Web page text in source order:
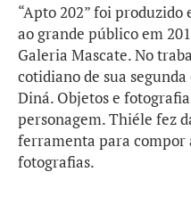
“Apto 202” foi produzido
ao grande público em
Galeria Mascate. No
cotidiano de sua
Diná. Objetos e
personagem. Thiéle fez
ferramenta para compor
fotografias.